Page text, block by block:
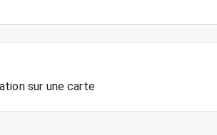
sur une carte